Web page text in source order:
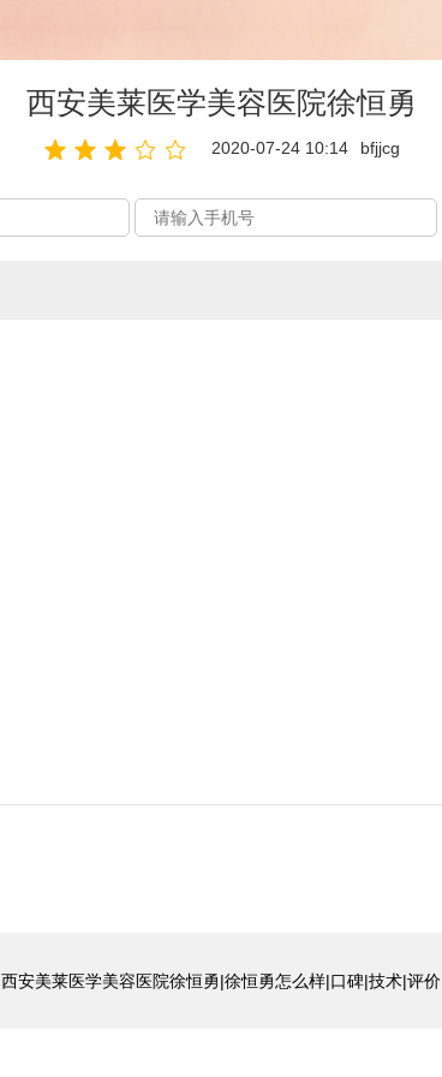
西安美莱医学美容医院徐恒勇
2020-07-24 10:14 bfjjcg
西安美莱医学美容医院徐恒勇|徐恒勇怎么样|口碑|技术|评价